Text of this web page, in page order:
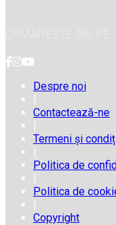
URMĂREȘTE-NE PE
Despre noi
|
Contactează-ne
|
Termeni și
|
Politica de
|
Politica de
|
Copyright